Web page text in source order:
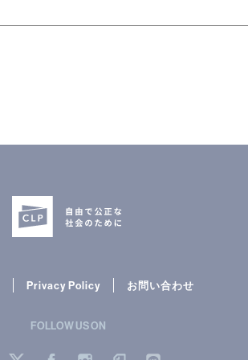
Privacy Policy お問い合わせ
FOLLOW US ON